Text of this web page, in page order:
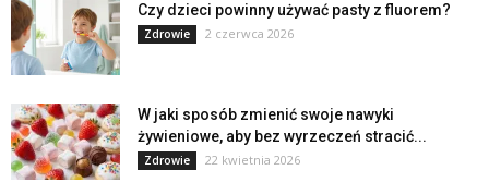
Czy dzieci powinny używać pasty z fluorem?
Zdrowie 2 czerwca 2026
W jaki sposób zmienić swoje nawyki
żywieniowe, aby bez wyrzeczeń stracić...
Zdrowie 22 kwietnia 2026